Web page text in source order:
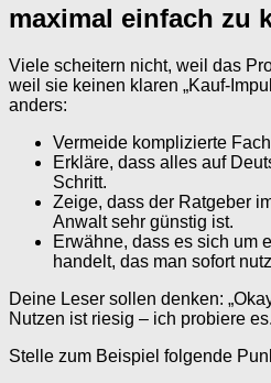
maximal einfach zu
Viele scheitern nicht, weil das
weil sie keinen klaren „Kauf-
anders:
Vermeide komplizierte
Erkläre, dass alles auf
Schritt.
Zeige, dass der Ratgeber
Anwalt sehr günstig ist.
Erwähne, dass es sich um
handelt, das man sofort
Deine Leser sollen denken:
Nutzen ist riesig – ich probiere
Stelle zum Beispiel folgende